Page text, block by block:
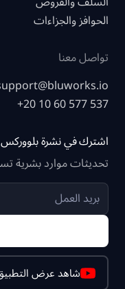
الحوافز والجزاءات
تواصل معنا
+20 10 60 577 537
اشترك في نشرة بلووركس
تحديثات موارد بشرية
شاهد عرض